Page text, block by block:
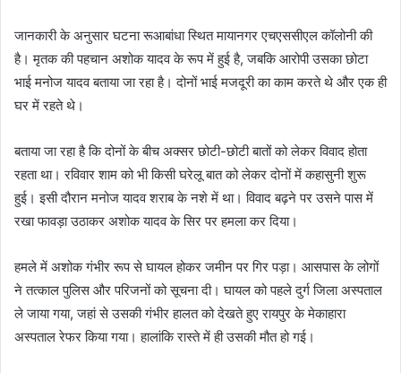
जानकारी के अनुसार घटना रूआबांधा स्थित मायानगर एचएससीएल कॉलोनी की
है। मृतक की पहचान अशोक यादव के रूप में हुई है, जबकि आरोपी उसका छोटा
भाई मनोज यादव बताया जा रहा है। दोनों भाई मजदूरी का काम करते थे और एक ही
घर में रहते थे।
बताया जा रहा है कि दोनों के बीच अक्सर छोटी-छोटी बातों को लेकर विवाद होता
रहता था। रविवार शाम को भी किसी घरेलू बात को लेकर दोनों में कहासुनी शुरू
हुई। इसी दौरान मनोज यादव शराब के नशे में था। विवाद बढ़ने पर उसने पास में
रखा फावड़ा उठाकर अशोक यादव के सिर पर हमला कर दिया।
हमले में अशोक गंभीर रूप से घायल होकर जमीन पर गिर पड़ा। आसपास के लोगों
ने तत्काल पुलिस और परिजनों को सूचना दी। घायल को पहले दुर्ग जिला अस्पताल
ले जाया गया, जहां से उसकी गंभीर हालत को देखते हुए रायपुर के मेकाहारा
अस्पताल रेफर किया गया। हालांकि रास्ते में ही उसकी मौत हो गई।